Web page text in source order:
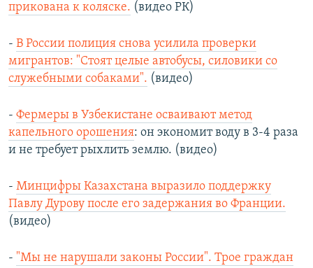
прикована к коляске. (видео РК)
- В России полиция снова усилила проверки
мигрантов: "Стоят целые автобусы, силовики со
служебными собаками". (видео)
- Фермеры в Узбекистане осваивают метод
капельного орошения: он экономит воду в 3-4 раза
и не требует рыхлить землю. (видео)
- Минцифры Казахстана выразило поддержку
Павлу Дурову после его задержания во Франции.
(видео)
- "Мы не нарушали законы России". Трое граждан